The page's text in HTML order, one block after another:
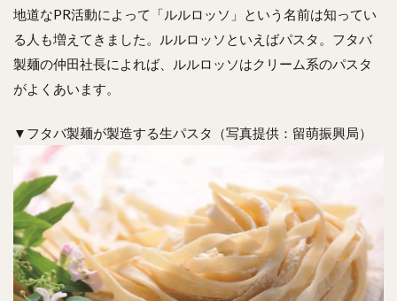
地道なPR活動によって「ルルロッソ」という名前は知ってい
る人も増えてきました。ルルロッソといえばパスタ。フタバ
製麺の仲田社長によれば、ルルロッソはクリーム系のパスタ
がよくあいます。
▼フタバ製麺が製造する生パスタ（写真提供：留萌振興局）